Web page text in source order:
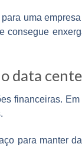
uma
data
financeiras.
para manter